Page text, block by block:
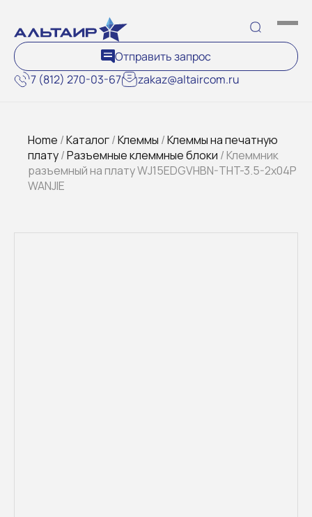
7 (812) 270-03-67 zakaz@altaircom.ru
Отправить запрос
Home /Каталог/Клеммы /Клеммы на печатную
плату/Разъемные клеммные блоки / Клеммник
разъемный на плату WJ15EDGVHBN-THT-3.5-2x04P
WANJIE